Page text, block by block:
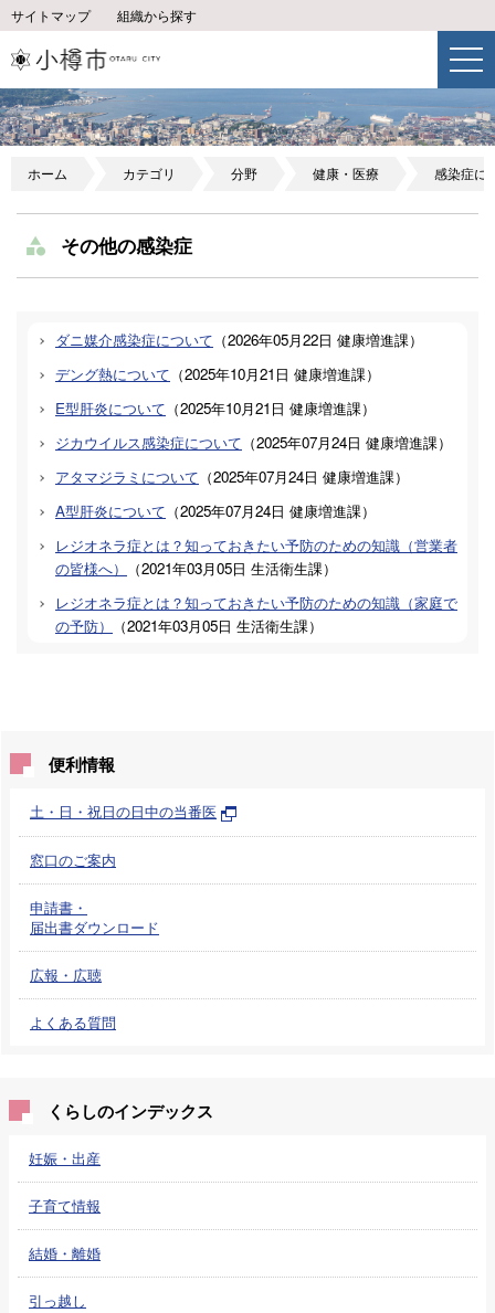
サイトマップ 組織から探す
ホーム カテゴリ 分野 健康・医療 感染症に
その他の感染症
ダニ媒介感染症について （2026年05月22日 健康増進課）
デング熱について （2025年10月21日 健康増進課）
E型肝炎について （2025年10月21日 健康増進課）
ジカウイルス感染症について （2025年07月24日 健康増進課）
アタマジラミについて （2025年07月24日 健康増進課）
A型肝炎について （2025年07月24日 健康増進課）
レジオネラ症とは？知っておきたい予防のための知識（営業者
の皆様へ）
（2021年03月05日 生活衛生課）
レジオネラ症とは？知っておきたい予防のための知識（家庭で
の予防）
（2021年03月05日 生活衛生課）
便利情報
土・日・祝日の日中の当番医
窓口のご案内
申請書・
届出書ダウンロード
広報・広聴
よくある質問
くらしのインデックス
妊娠・出産
子育て情報
結婚・離婚
引っ越し